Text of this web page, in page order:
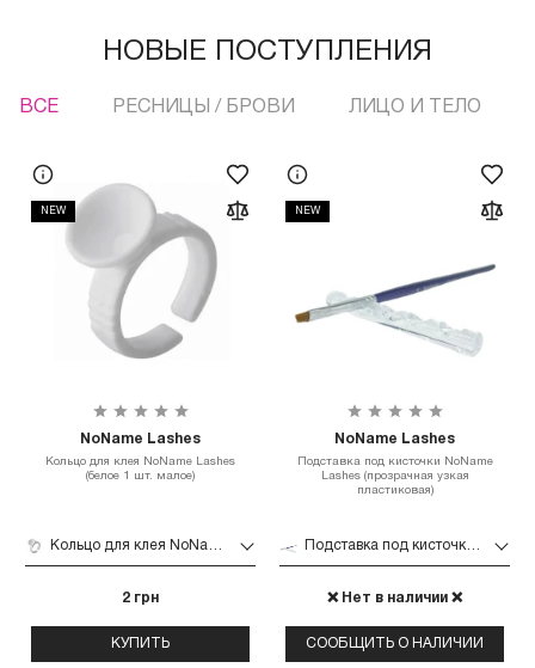
НОВЫЕ ПОСТУПЛЕНИЯ
ВСЕ РЕСНИЦЫ / БРОВИ ЛИЦО И ТЕЛО
NEW
NoName Lashes
Кольцо для клея NoName Lashes
(белое 1 шт. малое)
2 грн
КУПИТЬ
NEW
NoName Lashes
Подставка под кисточки NoName
Lashes (прозрачная узкая
пластиковая)
❌ Нет в наличии ❌
СООБЩИТЬ О НАЛИЧИИ